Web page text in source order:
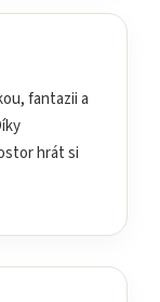
fantazii a
hrát si